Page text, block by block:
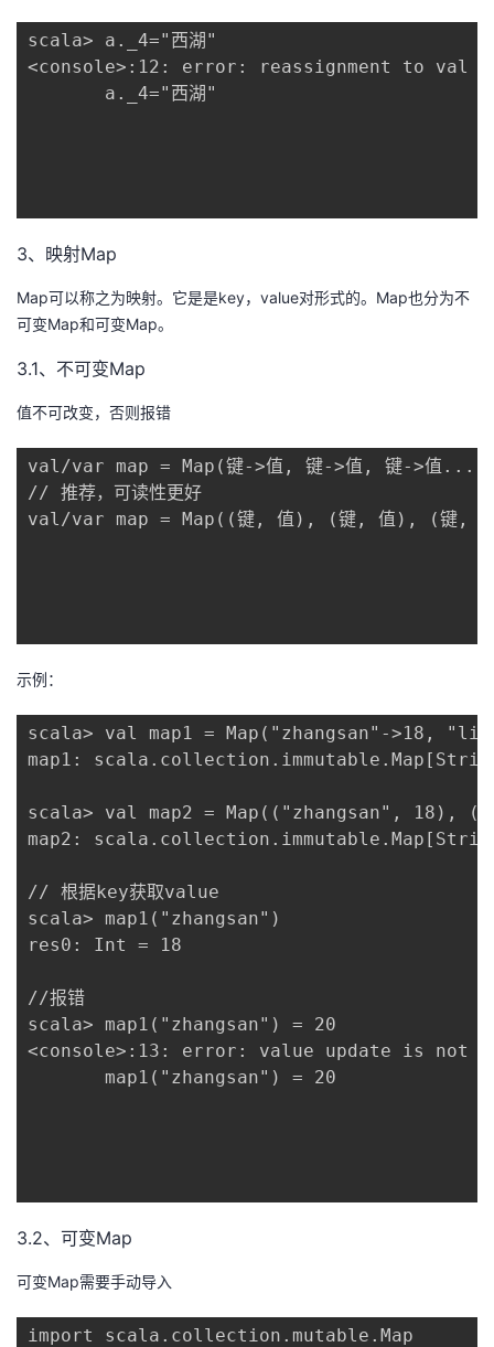
scala> a._4="西湖"
<console>:12: error: reassignment to val
       a._4="西湖"
3、映射Map
Map可以称之为映射。它是是key，value对形式的。Map也分为不
可变Map和可变Map。
3.1、不可变Map
值不可改变，否则报错
val/var map = Map(键->值, 键->值, 键->
// 推荐，可读性更好
val/var map = Map((键, 值), (键, 值), (键,
示例：
scala> val map1 = Map("zhangsan"->18,
map1:
scala> val map2 = Map(("zhangsan",
map2:
// 根据key获取value
scala> map1("zhangsan")
res0: Int = 18
//报错
scala> map1("zhangsan") = 20
<console>:13: error: value update is not
       map1("zhangsan") = 20
3.2、可变Map
可变Map需要手动导入
import scala.collection.mutable.Map